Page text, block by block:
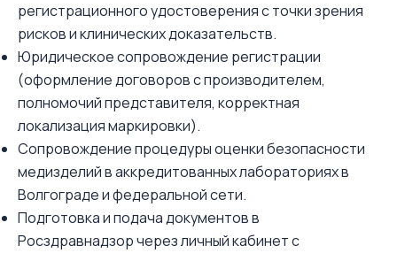
регистрационного удостоверения с точки зрения
рисков и клинических доказательств.
Юридическое сопровождение регистрации
(оформление договоров с производителем,
полномочий представителя, корректная
локализация маркировки).
Сопровождение процедуры оценки безопасности
медизделий в аккредитованных лабораториях в
Волгограде и федеральной сети.
Подготовка и подача документов в
Росздравнадзор через личный кабинет с